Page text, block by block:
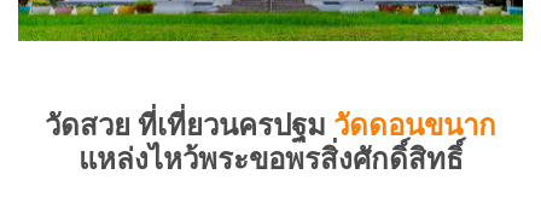
วัดสวย ที่เที่ยวนครปฐม วัดดอนขนาก
แหล่งไหว้พระขอพรสิ่งศักดิ์สิทธิ์